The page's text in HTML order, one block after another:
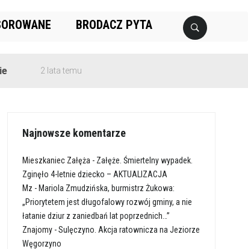
BRODACZ PYTA
2 lata temu
Najnowsze komentarze
Mieszkaniec Załęża - Załęże. Śmiertelny wypadek.
Zginęło 4-letnie dziecko – AKTUALIZACJA
Mz - Mariola Zmudzińska, burmistrz Żukowa:
„Priorytetem jest długofalowy rozwój gminy, a nie
łatanie dziur z zaniedbań lat poprzednich…”
Znajomy -Sulęczyno. Akcja ratownicza na Jeziorze
Węgorzyno